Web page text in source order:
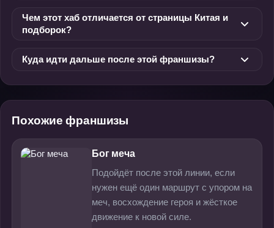
Чем этот хаб отличается от страницы Китая и
подборок?
Куда идти дальше после этой франшизы?
Похожие франшизы
Бог меча
Подойдёт после этой линии, если
нужен ещё один маршрут с упором на
меч, восхождение героя и жёсткое
движение к новой силе.